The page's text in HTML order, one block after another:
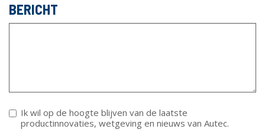
BERICHT
Ik wil op de hoogte blijven van de laatste
productinnovaties, wetgeving en nieuws van Autec.